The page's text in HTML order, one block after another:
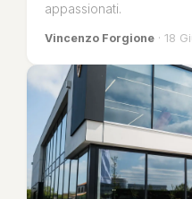
appassionati.
Vincenzo Forgione · 18